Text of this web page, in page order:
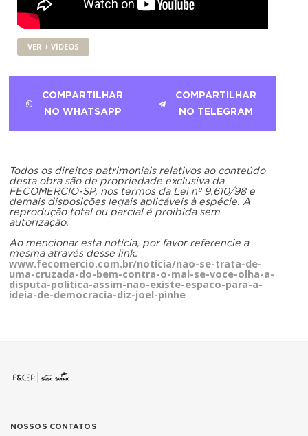
VER + VÍDEOS
COMPARTILHAR
NO WHATSAPP
COMPARTILHAR
NO TELEGRAM
Todos os direitos patrimoniais relativos ao conteúdo
desta obra são de propriedade exclusiva da
FECOMERCIO-SP, nos termos da Lei nº 9.610/98 e
demais disposições legais aplicáveis à espécie. A
reprodução total ou parcial é proibida sem
autorização.
Ao mencionar esta notícia, por favor referencie a
mesma através desse link:
www.fecomercio.com.br/noticia/nao-se-trata-de-
uma-cruzada-do-bem-contra-o-mal-se-voce-olha-a-
disputa-politica-assim-nao-existe-espaco-para-a-
ideia-de-democracia-diz-joel-pinhe
NOSSOS CONTATOS